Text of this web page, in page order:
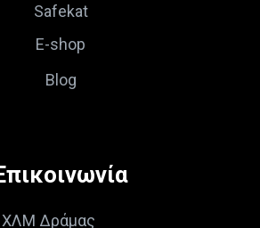
Safekat
E-shop
Blog
ΧΛΜ Δράμας